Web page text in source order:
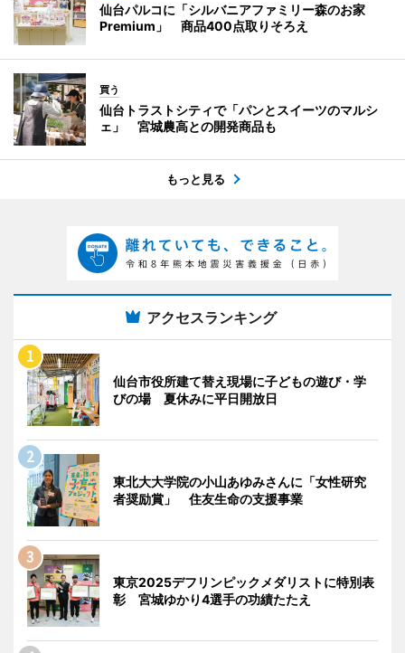
仙台パルコに「シルバニアファミリー森のお家
Premium」 商品400点取りそろえ
買う
仙台トラストシティで「パンとスイーツのマルシ
ェ」 宮城農高との開発商品も
もっと見る
アクセスランキング
仙台市役所建て替え現場に子どもの遊び・学
びの場 夏休みに平日開放日
東北大大学院の小山あゆみさんに「女性研究
者奨励賞」 住友生命の支援事業
東京2025デフリンピックメダリストに特別表
彰 宮城ゆかり4選手の功績たたえ